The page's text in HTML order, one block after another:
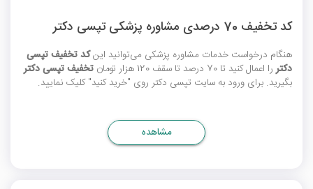
کد تخفیف 70 درصدی مشاوره پزشکی تپسی دکتر
هنگام درخواست خدمات مشاوره پزشکی می‌توانید اینکد تخفیف تپسی
دکتررا اعمال کنید تا 70 درصد تا سقف 120 هزار تومان
تخفیف تپسی دکتر
بگیرید. برای ورود به سایت تپسی دکتر روی "خرید کنید" کلیک نمایید.
مشاهده